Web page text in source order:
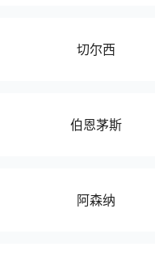
切尔西
伯恩茅斯
阿森纳